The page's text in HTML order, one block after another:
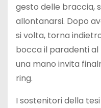
gesto delle braccia,
allontanarsi. Dopo
si volta, torna
bocca il paradenti
una mano invita
ring.
I sostenitori della